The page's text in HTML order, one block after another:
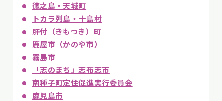
徳之島・天城町
トカラ列島・十島村
肝付（きもつき）町
鹿屋市（かのや市）
霧島市
「志のまち」志布志市
南種子町定住促進実行委員会
鹿児島市